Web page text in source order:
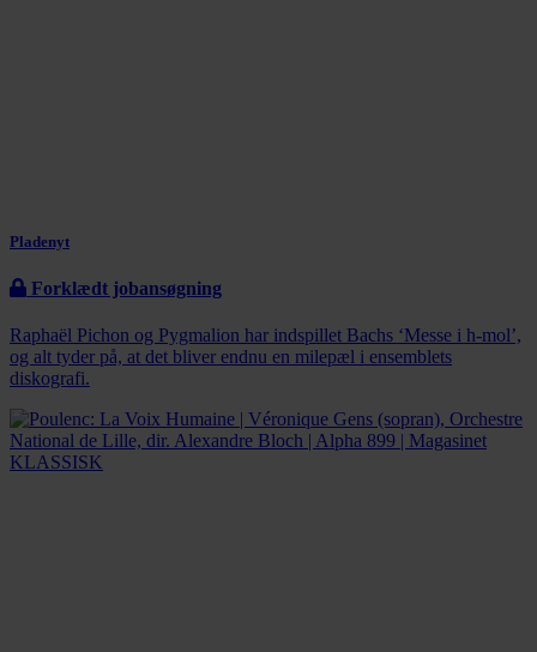
Pladenyt
Forklædt jobansøgning
Raphaël Pichon og Pygmalion har indspillet Bachs ‘Messe i h-mol’,
og alt tyder på, at det bliver endnu en milepæl i ensemblets
diskografi.